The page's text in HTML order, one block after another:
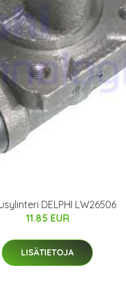
DELPHI LW26506
11.85 EUR
LISÄTIETOJA